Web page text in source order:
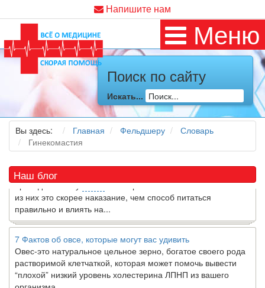
Напишите нам
Меню
Поиск по сайту
Искать...
Вы здесь: Главная Фельдшеру
Словарь
Гинекомастия
Наш блог
Как я заболел во время локдауна?
Это странная ситуация: вы соблюдали все меры
предосторожности COVID-19 (вы почти все время дома),
но, тем не менее, вы каким-то образом простудились. Вы
можете задаться...
Какдиетолог, я вижу, что многие причудливые диеты
приходят в нашужизньи быстро исчезают из нее. Многие
из них это скорее наказание, чем способ питаться
правильно и влиять на...
7 Фактов об овсе, которые могут вас удивить
Овес-это натуральное цельное зерно, богатое своего рода
растворимой клетчаткой, которая может помочь вывести
“плохой” низкий уровень холестерина ЛПНП из вашего
организма....